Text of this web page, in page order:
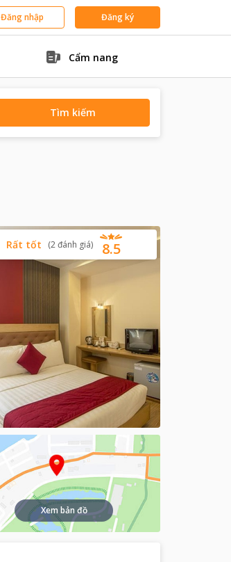
Đăng nhập Đăng ký
Cẩm nang
Tìm kiếm
8.5
Rất tốt (2đánh giá)
Xem bản đồ